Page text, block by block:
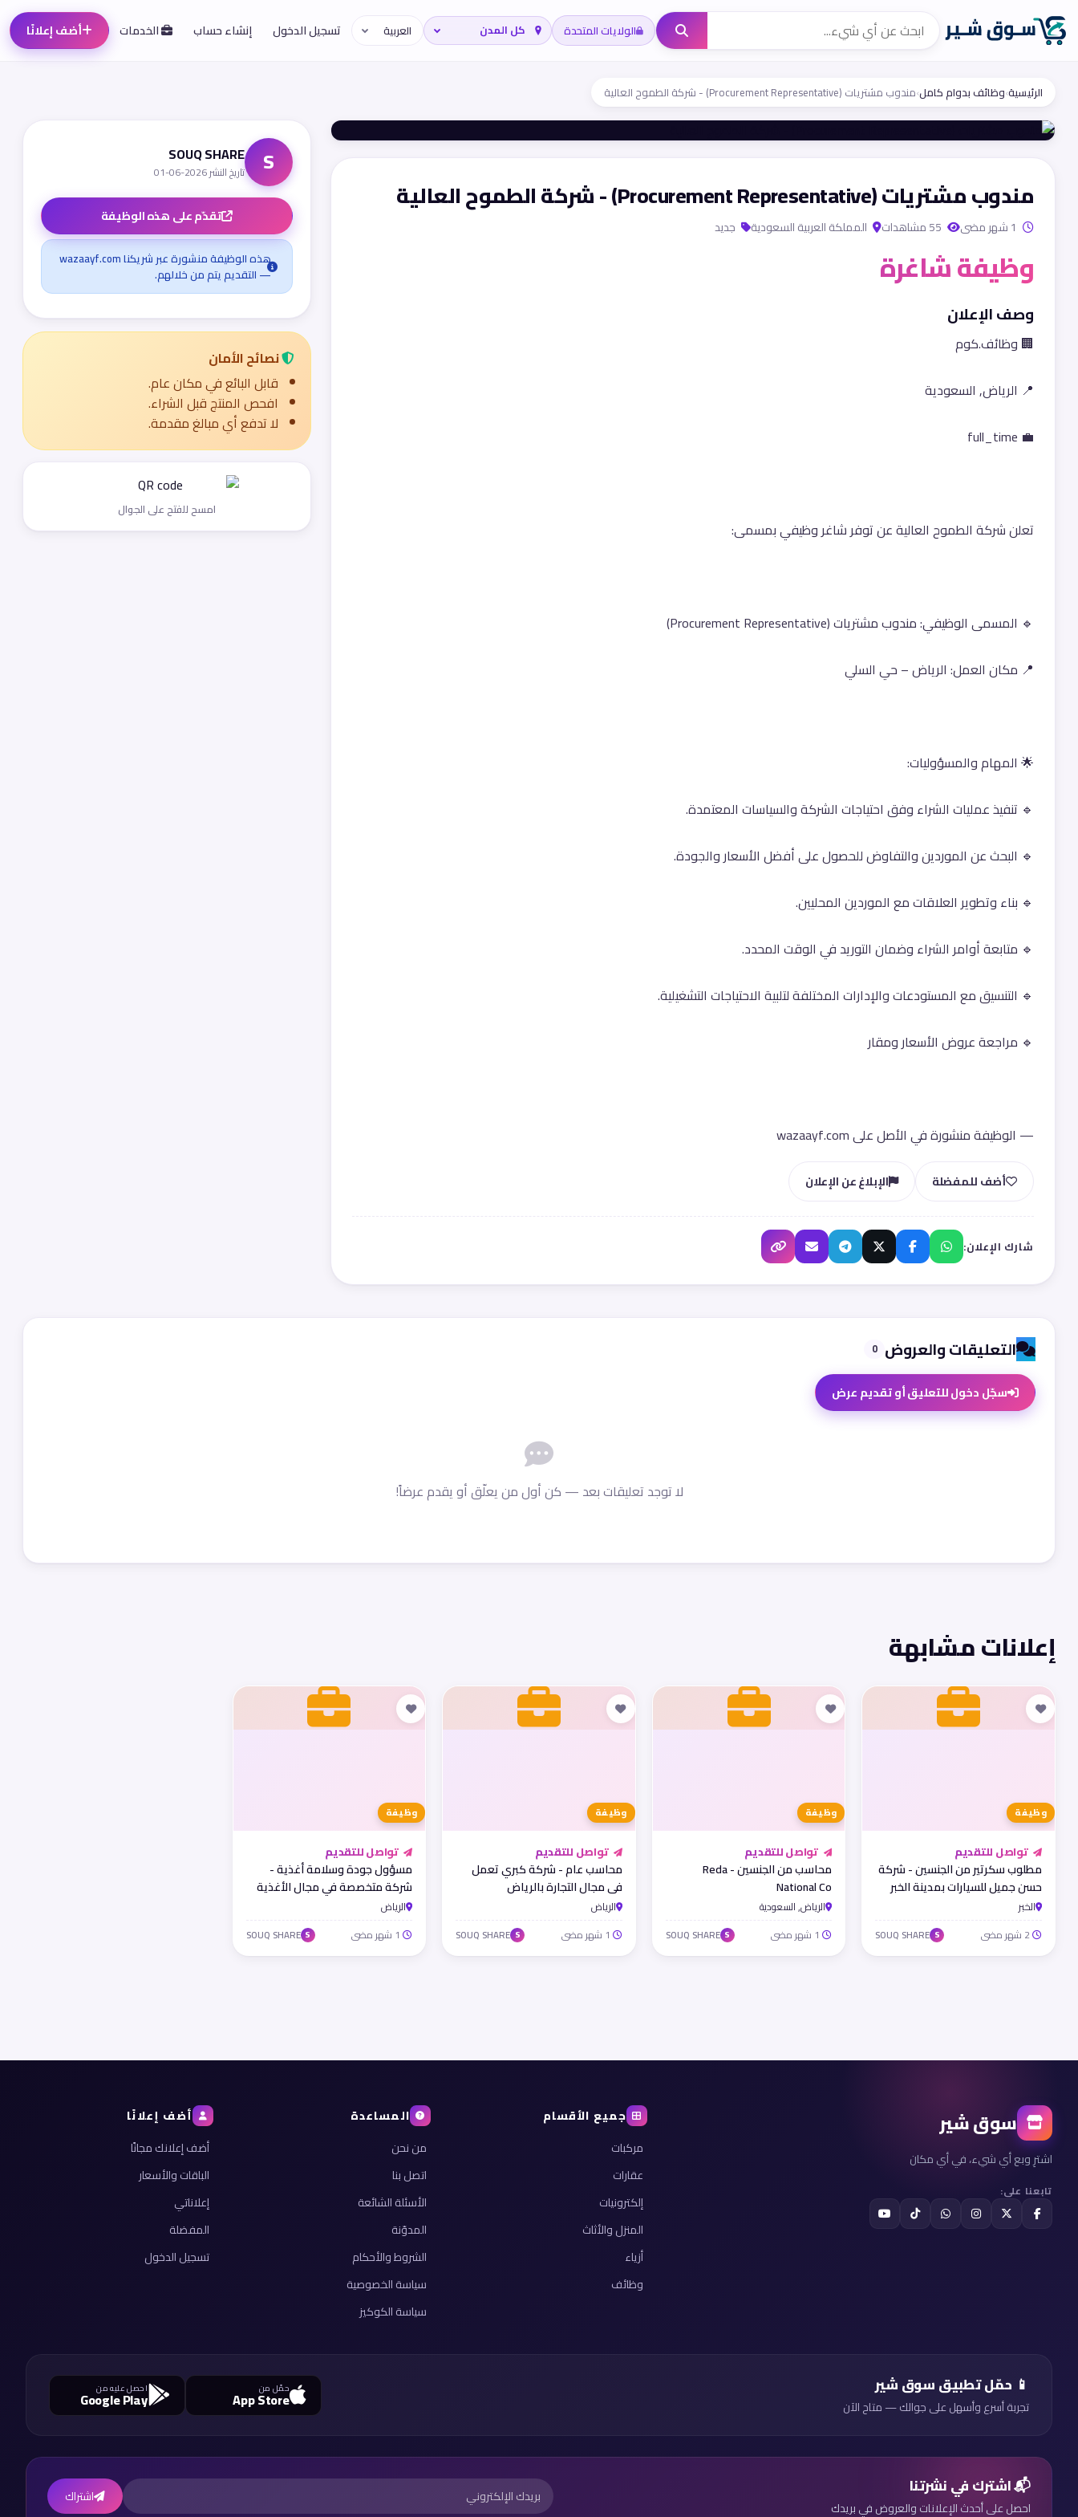
الولايات المتحدة تسجيل الدخول إنشاء حساب الخدمات أضف إعلانًا
الرئيسية›وظائف بدوام كامل›مندوب مشتريات (Procurement Representative) - شركة الطموح العالية
مندوب مشتريات (Procurement Representative) - شركة الطموح العالية
المملكة العربية السعودية جديد
وظيفة شاغرة
وصف الإعلان
🏢 وظائف.كوم
📍 الرياض, السعودية
💼 full_time
تعلن شركة الطموح العالية عن توفر شاغر وظيفي بمسمى:
🔹 المسمى الوظيفي: مندوب مشتريات (Procurement Representative)
📍 مكان العمل: الرياض – حي السلي
🌟 المهام والمسؤوليات:
🔹 تنفيذ عمليات الشراء وفق احتياجات الشركة والسياسات المعتمدة.
🔹 البحث عن الموردين والتفاوض للحصول على أفضل الأسعار والجودة.
🔹 بناء وتطوير العلاقات مع الموردين المحليين.
🔹 متابعة أوامر الشراء وضمان التوريد في الوقت المحدد.
🔹 التنسيق مع المستودعات والإدارات المختلفة لتلبية الاحتياجات التشغيلية.
🔹 مراجعة عروض الأسعار ومقار
— الوظيفة منشورة في الأصل على wazaayf.com
أضف للمفضلة الإبلاغ عن الإعلان
شارك الإعلان:
S
SOUQ SHARE
تاريخ النشر 2026-06-01
تقدّم على هذه الوظيفة
هذه الوظيفة منشورة عبر شريكنا wazaayf.com
— التقديم يتم من خلالهم.
نصائح الأمان
قابل البائع في مكان عام.
افحص المنتج قبل الشراء.
لا تدفع أي مبالغ مقدمة.
امسح للفتح على الجوال
التعليقات والعروض 0
سجّل دخول للتعليق أو تقديم عرض
لا توجد تعليقات بعد — كن أول من يعلّق أو يقدم عرضاً!
إعلانات مشابهة
وظيفة
تواصل للتقديم
مطلوب سكرتير من الجنسين - شركة
حسن جميل للسيارات بمدينة الخبر
الخبر
S
SOUQ SHARE
وظيفة
تواصل للتقديم
محاسب من الجنسين - Reda
National Co
الرياض, السعودية
1 شهر مضى
S
SOUQ SHARE
وظيفة
تواصل للتقديم
محاسب عام - شركة كبري تعمل
فى مجال التجارة بالرياض
الرياض
S
SOUQ SHARE
وظيفة
تواصل للتقديم
مسؤول جودة وسلامة أغذية -
شركة متخصصة في مجال الأغذية
الرياض
1 شهر مضى
S
SOUQ SHARE
سوق شير
اشترِ وبع أي شيء، في أي مكان
تابعنا على:
جميع الأقسام
مركبات
عقارات
إلكترونيات
المنزل والأثاث
أزياء
وظائف
المساعدة
من نحن
اتصل بنا
الأسئلة الشائعة
المدوّنة
الشروط والأحكام
سياسة الخصوصية
سياسة الكوكيز
أضف إعلانًا
أضف إعلانك مجانًا
الباقات والأسعار
إعلاناتي
المفضلة
تسجيل الدخول
📱 حمّل تطبيق سوق شير
تجربة أسرع وأسهل على جوالك — متاح الآن
حمّل من
App Store احصل عليه من
Google Play
📬 اشترك في نشرتنا
احصل على أحدث الإعلانات والعروض في بريدك
اشتراك